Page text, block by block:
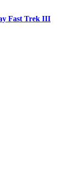
Fast Trek III